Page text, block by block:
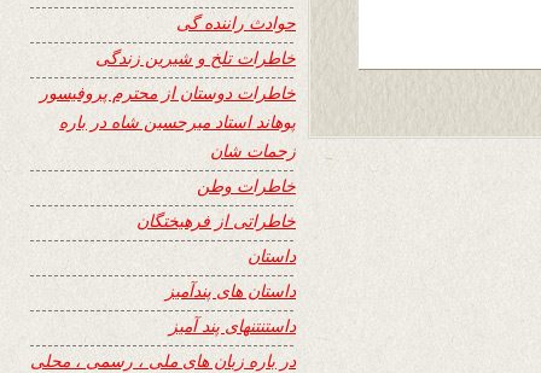
حوادث راننده گی
خاطرات تلخ و شیرین زندگی
خاطرات دوستان از محترم پروفیسور
پوهاند استاد میرحسین شاه در باره
زحمات شان
خاطرات وطن
خاطراتی از فرهیختگان
داستان
داستان های پندآمیز
داستنتنهای پند آمیز
در باره زبان های ملی ، رسمی ، محلی